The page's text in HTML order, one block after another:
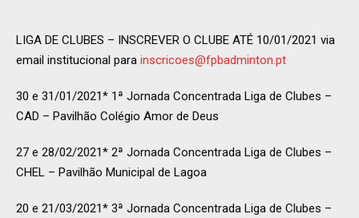
LIGA DE CLUBES – INSCREVER O CLUBE ATÉ 10/01/2021 via
email institucional para inscricoes@fpbadminton.pt
30 e 31/01/2021* 1ª Jornada Concentrada Liga de Clubes –
CAD – Pavilhão Colégio Amor de Deus
27 e 28/02/2021* 2ª Jornada Concentrada Liga de Clubes –
CHEL – Pavilhão Municipal de Lagoa
20 e 21/03/2021* 3ª Jornada Concentrada Liga de Clubes –